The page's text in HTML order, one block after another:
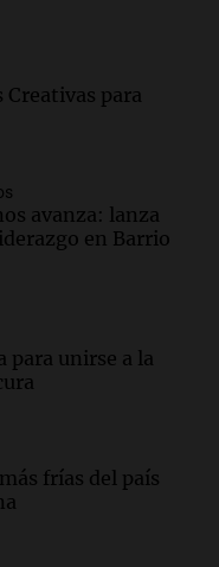
para
avanza: lanza
en Barrio
unirse a la
frías del país